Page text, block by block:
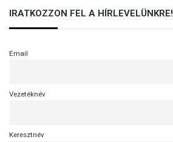
IRATKOZZON FEL A HÍRLEVELÜNKRE!
Email
Vezetéknév
Keresztnév